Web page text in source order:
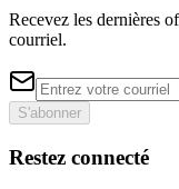
Recevez les dernières
courriel.
S'abonner
Restez connecté